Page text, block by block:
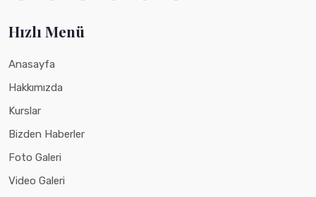
Hızlı Menü
Anasayfa
Hakkımızda
Kurslar
Bizden Haberler
Foto Galeri
Video Galeri